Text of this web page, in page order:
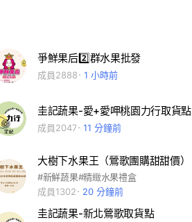
爭鮮果后2️⃣群水果批發
成員2888 1 小時前
圭記蔬果-愛+愛呷桃園力行取貨點
成員2047 11 分鐘前
大樹下水果王（鶯歌團購甜甜價）
#新鮮蔬果#精緻水果禮盒
成員1302
20 分鐘前
圭記蔬果-新北鶯歌取貨點